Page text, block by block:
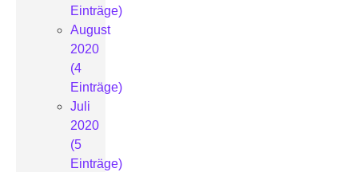
Einträge)
August
2020
(4
Einträge)
Juli
2020
(5
Einträge)